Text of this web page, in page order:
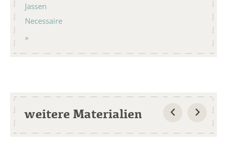
Jassen
Necessaire
weitere Materialien